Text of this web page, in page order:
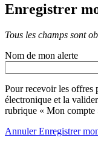
Enregistrer
Tous les champs sont
Nom de mon alerte
Pour recevoir les offres
électronique et la
rubrique « Mon compte
AnnulerEnregistrer